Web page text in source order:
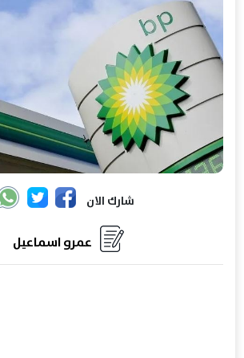
شارك الان
عمرو اسماعيل